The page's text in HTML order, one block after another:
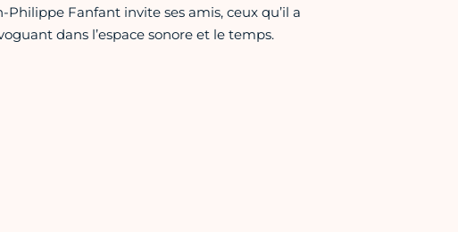
Fanfant invite ses amis, ceux qu’il a
dans l’espace sonore et le temps.